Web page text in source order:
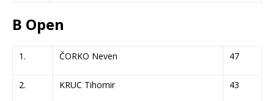
B Open
1. ČORKO Neven 47
2. KRUC Tihomir 43